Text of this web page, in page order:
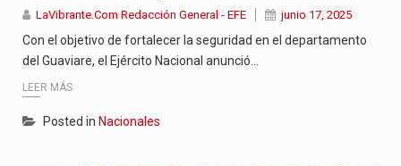
LaVibrante.Com Redacción General - EFE junio 17, 2025
Con el objetivo de fortalecer la seguridad en el departamento
del Guaviare, el Ejército Nacional anunció…
LEER MÁS
Posted in Nacionales